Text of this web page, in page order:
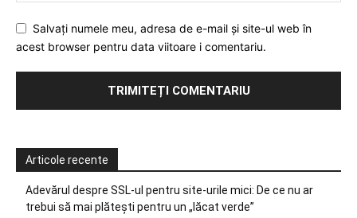
Salvați numele meu, adresa de e-mail și site-ul web în
acest browser pentru data viitoare i comentariu.
Articole recente
Adevărul despre SSL-ul pentru site-urile mici: De ce nu ar
trebui să mai plătești pentru un „lăcat verde”